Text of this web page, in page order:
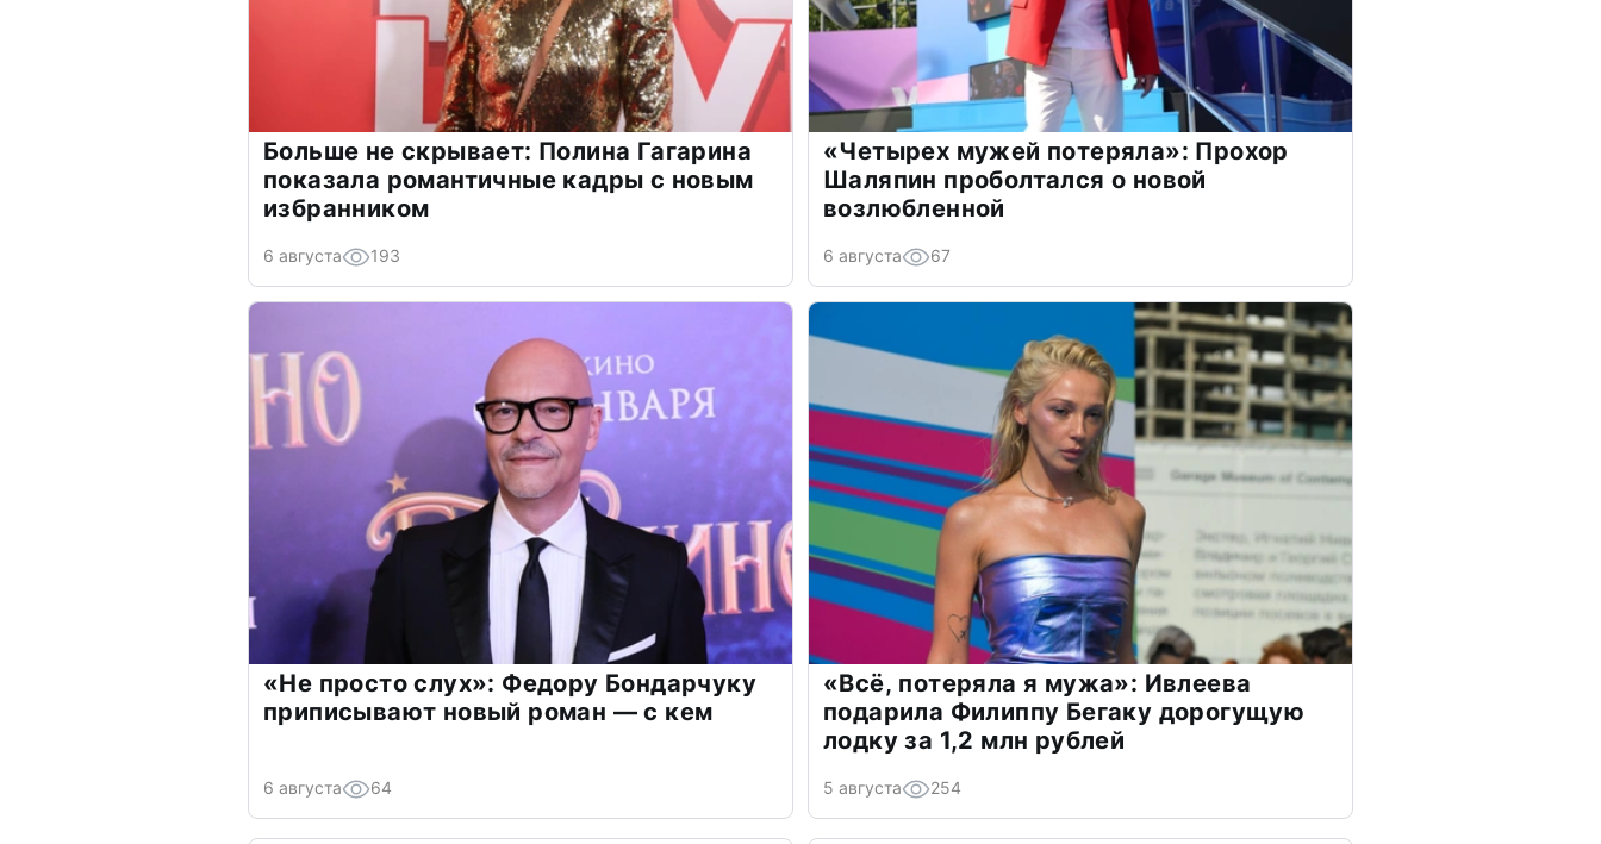
Больше не скрывает: Полина Гагарина
показала романтичные кадры с новым
избранником
6 августа 193
«Четырех мужей потеряла»: Прохор
Шаляпин проболтался о новой
возлюбленной
6 августа 67
«Не просто слух»: Федору Бондарчуку
приписывают новый роман — с кем
6 августа 64
«Всё, потеряла я мужа»: Ивлеева
подарила Филиппу Бегаку дорогущую
лодку за 1,2 млн рублей
5 августа 254